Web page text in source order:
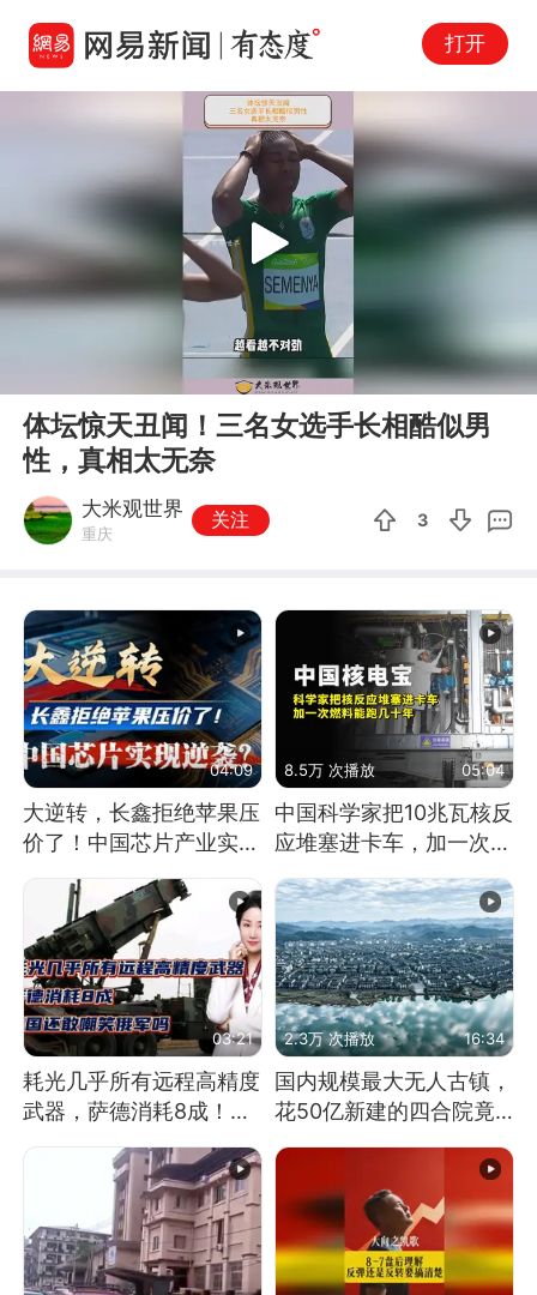
打开
01:23
Play
体坛惊天丑闻！三名女选手长相酷似男
性，真相太无奈
大米观世界
重庆
关注 3
04:09
大逆转，长鑫拒绝苹果压
价了！中国芯片产业实现
怎样的逆袭？
8.5万 次播放 05:04
中国科学家把10兆瓦核反
应堆塞进卡车，加一次燃
料能跑几十年
03:21
耗光几乎所有远程高精度
武器，萨德消耗8成！美
2.3万 次播放 16:34
国内规模最大无人古镇，
花50亿新建的四合院竟